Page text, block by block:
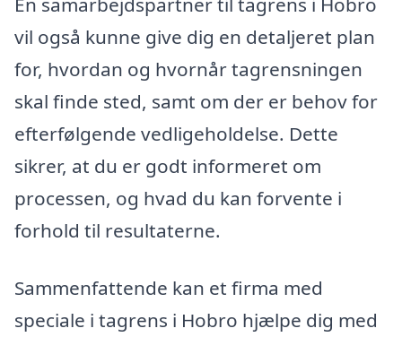
vil også kunne give dig en detaljeret plan
for, hvordan og hvornår tagrensningen
skal finde sted, samt om der er behov for
efterfølgende vedligeholdelse. Dette
sikrer, at du er godt informeret om
processen, og hvad du kan forvente i
forhold til resultaterne.
Sammenfattende kan et firma med
speciale i tagrens i Hobro hjælpe dig med